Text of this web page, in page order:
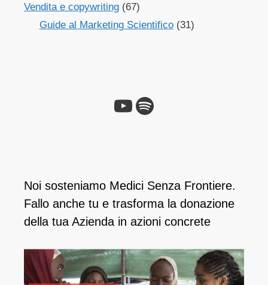
Vendita e copywriting (67)
Guide al Marketing Scientifico(31)
YouTube
Spotify
Noi sosteniamo Medici Senza Frontiere.
Fallo anche tu e ​trasforma la donazione
della tua Azienda in azioni concrete